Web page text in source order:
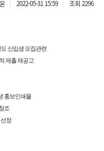
2022-05-31 15:59 조회 2296
신입생 모집관련
제출 재공고
홍보인쇄물
조
정